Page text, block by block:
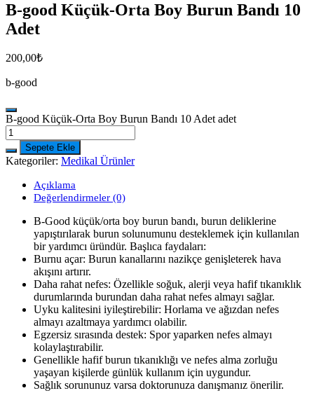
B-good Küçük-Orta Boy Burun Bandı 10
Adet
200,00₺
b-good
B-good Küçük-Orta Boy Burun Bandı 10 Adet adet
Sepete Ekle
Kategoriler: Medikal Ürünler
Açıklama
Değerlendirmeler (0)
B-Good küçük/orta boy burun bandı, burun deliklerine
yapıştırılarak burun solunumunu desteklemek için kullanılan
bir yardımcı üründür. Başlıca faydaları:
Burnu açar: Burun kanallarını nazikçe genişleterek hava
akışını artırır.
Daha rahat nefes: Özellikle soğuk, alerji veya hafif tıkanıklık
durumlarında burundan daha rahat nefes almayı sağlar.
Uyku kalitesini iyileştirebilir: Horlama ve ağızdan nefes
almayı azaltmaya yardımcı olabilir.
Egzersiz sırasında destek: Spor yaparken nefes almayı
kolaylaştırabilir.
Genellikle hafif burun tıkanıklığı ve nefes alma zorluğu
yaşayan kişilerde günlük kullanım için uygundur.
Sağlık sorununuz varsa doktorunuza danışmanız önerilir.